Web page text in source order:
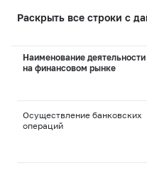
Раскрыть все строки с
Наименование деятельности
на финансовом рынке
Осуществление банковских
операций